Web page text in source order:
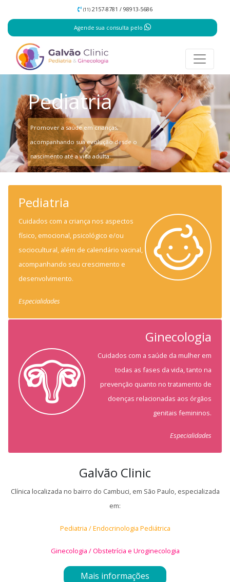
(11) 2157-8781 / 98913-5686
Agende sua consulta pelo
Pediatria
Promover a saúde em crianças,
acompanhando sua evolução desde o
nascimento até a vida adulta.
Previous Next
Pediatria
Cuidados com a criança nos aspectos
físico, emocional, psicológico e/ou
sociocultural, além de calendário vacinal,
acompanhando seu crescimento e
desenvolvimento.
Especialidades
Ginecologia
Cuidados com a saúde da mulher em
todas as fases da vida, tanto na
prevenção quanto no tratamento de
doenças relacionadas aos órgãos
genitais femininos.
Especialidades
Galvão Clinic
Clínica localizada no bairro do Cambuci, em São Paulo, especializada
em:
Pediatria / Endocrinologia Pediátrica
Ginecologia / Obstetrícia e Uroginecologia
Mais informações